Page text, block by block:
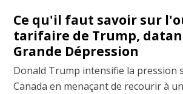
Ce qu'il faut savoir sur
tarifaire de Trump,
Grande Dépression
Donald Trump intensifie la pression
Canada en menaçant de recourir à